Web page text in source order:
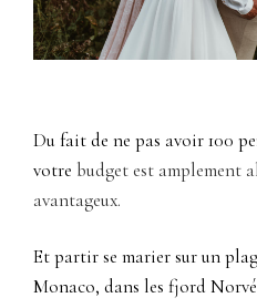
Du fait de ne pas avoir 100
votre budget est amplement
avantageux.
Et partir se marier sur un
Monaco, dans les fjord